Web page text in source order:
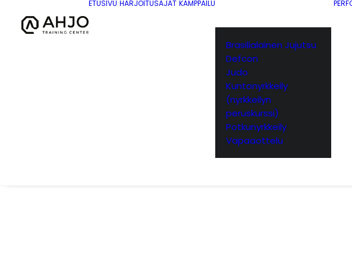
ETUSIVU HARJOITUSAJAT KAMPPAILU
Brasilialainen Jujutsu
Defcon
Judo
Kuntonyrkkeily
(nyrkkeilyn
peruskurssi)
Potkunyrkkeily
Vapaaottelu
Muksunuju